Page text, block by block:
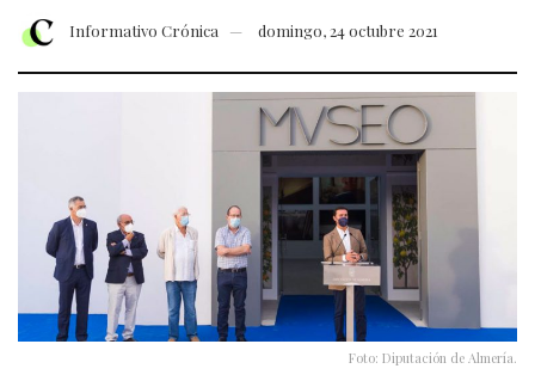
Informativo Crónica domingo, 24 octubre 2021
Foto: Diputación de Almería.